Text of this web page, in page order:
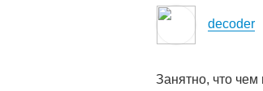
decoder
Занятно, что